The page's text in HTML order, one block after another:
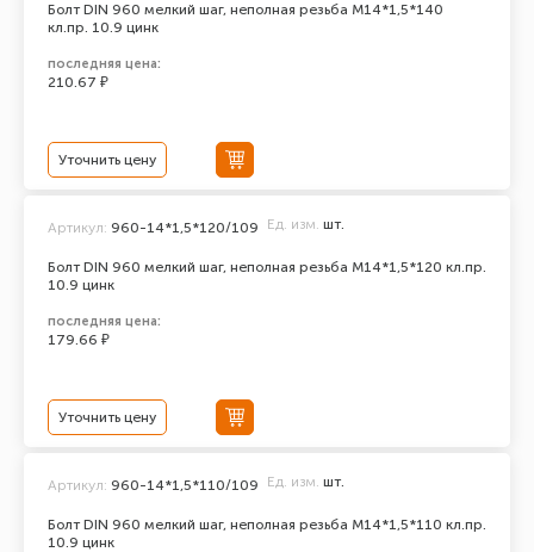
Болт DIN 960 мелкий шаг, неполная резьба M14*1,5*140
кл.пр. 10.9 цинк
последняя цена:
210.67 ₽
Уточнить цену
Болт DIN 960 мелкий шаг, неполная резьба M14*1,5*120 кл.пр.
10.9 цинк
Артикул: 960-14*1,5*120/109 Ед. изм. шт.
последняя цена:
179.66 ₽
Уточнить цену
Болт DIN 960 мелкий шаг, неполная резьба M14*1,5*110 кл.пр.
10.9 цинк
Артикул: 960-14*1,5*110/109 Ед. изм. шт.